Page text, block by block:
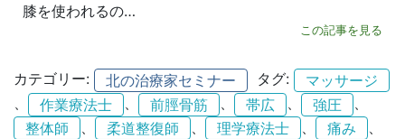
膝を使われるの…
この記事を見る
カテゴリー: 北の治療家セミナー タグ:
マッサージ
作業療法士 前脛骨筋 帯広 強圧
整体師
柔道整復師 理学療法士 痛み